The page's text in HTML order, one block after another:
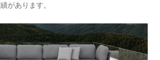
があります。